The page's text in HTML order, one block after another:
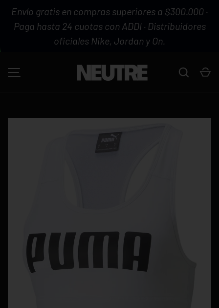
IR AL CONTENIDO
Envío gratis en compras superiores a $300.000 ·
Paga hasta 24 cuotas con ADDI · Distribuidores
oficiales Nike, Jordan y On.
Buscar